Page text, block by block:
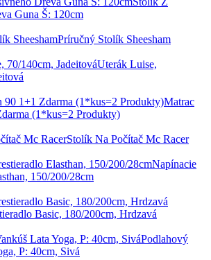
Guna Š: 120cm
Príručný Stolík Sheesham
Uterák Luise,
Matrac
(1*kus=2 Produkty)
Stolík Na Počítač Mc Racer
Napínacie
150/200/28cm
Basic, 180/200cm, Hrdzavá
Podlahový
P: 40cm, Sivá